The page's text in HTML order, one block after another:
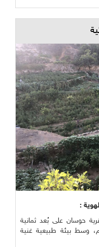
:
حوسان على بُعد ثمانية
وسط بيئة طبيعية غنية